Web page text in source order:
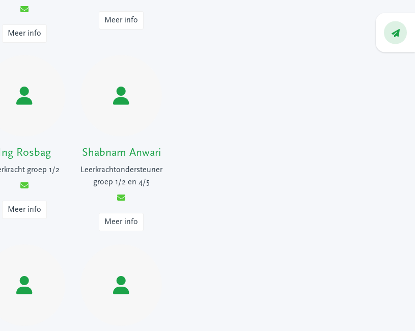
Meer info
Meer info
Rosbag
groep 1/2
Meer info
Shabnam Anwari
Leerkrachtondersteuner
groep 1/2 en 4/5
Meer info